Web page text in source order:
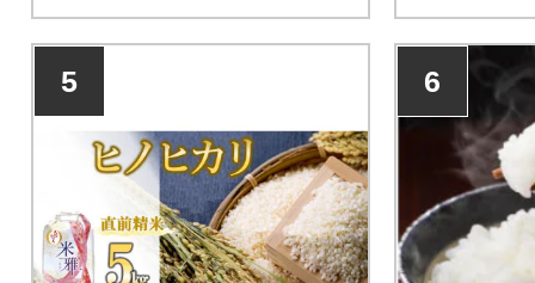
5 6